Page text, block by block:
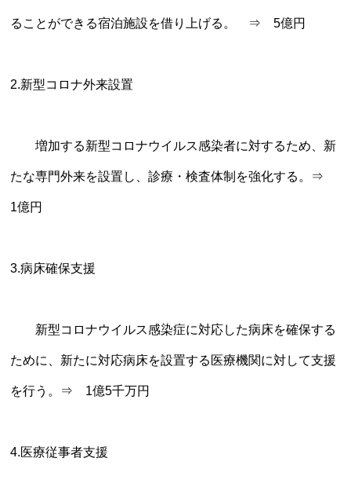
ることができる宿泊施設を借り上げる。 ⇒ 5億円
2.新型コロナ外来設置
増加する新型コロナウイルス感染者に対するため、新
たな専門外来を設置し、診療・検査体制を強化する。⇒
1億円
3.病床確保支援
新型コロナウイルス感染症に対応した病床を確保する
ために、新たに対応病床を設置する医療機関に対して支援
を行う。⇒ 1億5千万円
4.医療従事者支援